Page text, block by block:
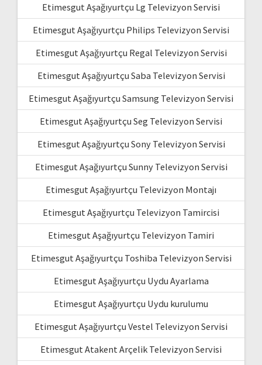
Etimesgut Aşağıyurtçu Lg Televizyon Servisi
Etimesgut Aşağıyurtçu Philips Televizyon Servisi
Etimesgut Aşağıyurtçu Regal Televizyon Servisi
Etimesgut Aşağıyurtçu Saba Televizyon Servisi
Etimesgut Aşağıyurtçu Samsung Televizyon Servisi
Etimesgut Aşağıyurtçu Seg Televizyon Servisi
Etimesgut Aşağıyurtçu Sony Televizyon Servisi
Etimesgut Aşağıyurtçu Sunny Televizyon Servisi
Etimesgut Aşağıyurtçu Televizyon Montajı
Etimesgut Aşağıyurtçu Televizyon Tamircisi
Etimesgut Aşağıyurtçu Televizyon Tamiri
Etimesgut Aşağıyurtçu Toshiba Televizyon Servisi
Etimesgut Aşağıyurtçu Uydu Ayarlama
Etimesgut Aşağıyurtçu Uydu kurulumu
Etimesgut Aşağıyurtçu Vestel Televizyon Servisi
Etimesgut Atakent Arçelik Televizyon Servisi